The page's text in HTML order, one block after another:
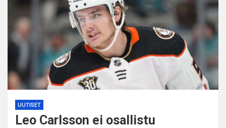
UUTISET
Leo Carlsson ei osallistu